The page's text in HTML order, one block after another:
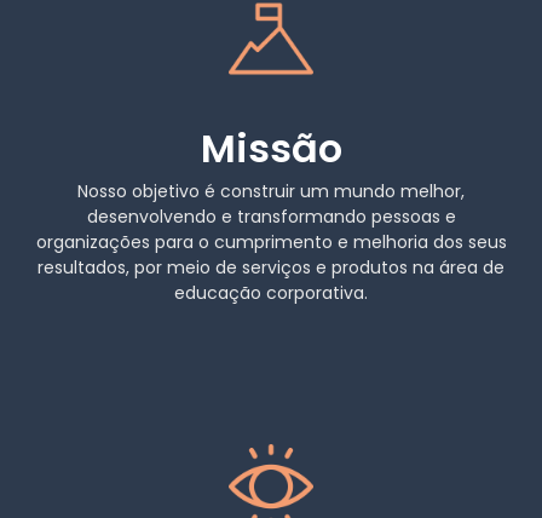
Missão
Nosso objetivo é construir um mundo melhor,
desenvolvendo e transformando pessoas e
organizações para o cumprimento e melhoria dos seus
resultados, por meio de serviços e produtos na área de
educação corporativa.